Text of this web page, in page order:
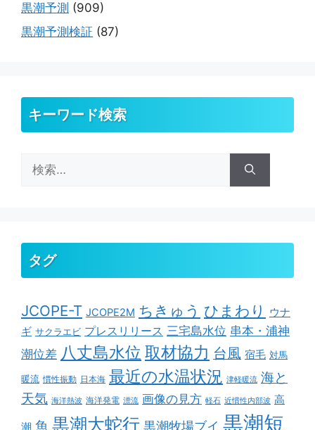
黒潮予測 (909)
黒潮予測検証 (87)
キーワード検索
索:
タグ
JCOPE-T JCOPE2M ちきゅう ひまわり
ウナ
ギ サクラエビ プレスリリース 三宅島水位 串本・浦神
潮位差 八丈島水位 取材協力 台風 宿毛 対馬
暖流 慣性振動 日本海 最近の水温状況 津軽暖流 海と
天気 海洋熱波 海洋発電 漂流 画像の見方 軽石 近慣性内部波 高
潮 魚 黒潮大蛇行 黒潮牧場ブイ 黒潮短